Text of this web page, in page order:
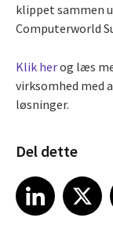
klippet sammen
Computerworld
Klik herog læs
virksomhed med
løsninger.
Del dette
Share article on LinkedIn
LinkedIn
Share article on